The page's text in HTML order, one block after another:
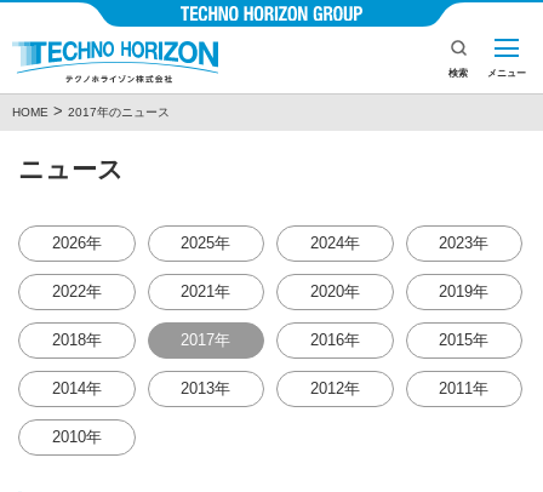
メニュー
企業情報
製品とサービス
ニュース
投資家情報
CSR
採用情報
お問い合わせ
検索
HOME > 2017年のニュース
ニュース
2026年 2025年 2024年 2023年
2022年 2021年 2020年 2019年
2018年 2017年 2016年 2015年
2014年 2013年 2012年 2011年
2010年